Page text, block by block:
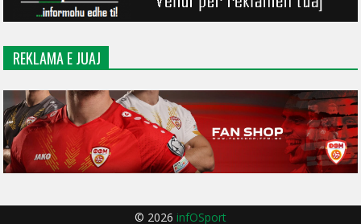
REKLAMA E JUAJ
© 2026 infOSport